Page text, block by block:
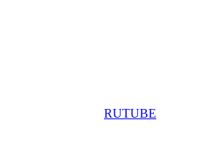
RUTUBE